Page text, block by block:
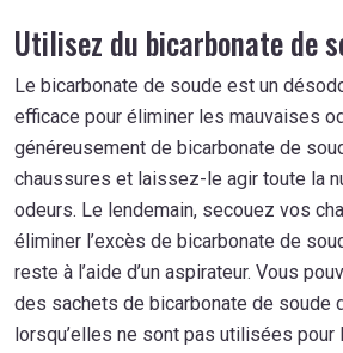
Utilisez du bicarbonate de
Le bicarbonate de soude est un
efficace pour éliminer les mauvaises
généreusement de bicarbonate de
chaussures et laissez-le agir toute la
odeurs. Le lendemain, secouez vos
éliminer l’excès de bicarbonate de
reste à l’aide d’un aspirateur. Vous
des sachets de bicarbonate de soude
lorsqu’elles ne sont pas utilisées pour